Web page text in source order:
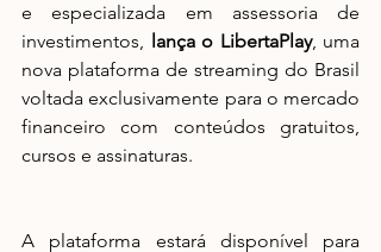
e especializada em assessoria de
investimentos, lança o LibertaPlay, uma
nova plataforma de streaming do Brasil
voltada exclusivamente para o mercado
financeiro com conteúdos gratuitos,
cursos e assinaturas.
A plataforma estará disponível para